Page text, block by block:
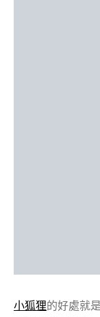
小狐狸的好處就